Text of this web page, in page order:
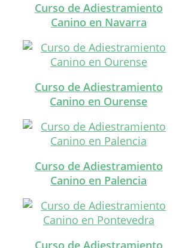
Curso de Adiestramiento
Canino en Navarra
Curso de Adiestramiento
Canino en Ourense
Curso de Adiestramiento
Canino en Palencia